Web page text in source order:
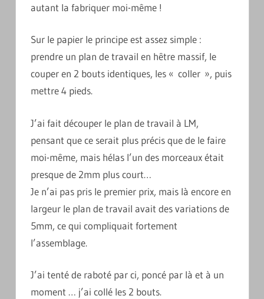
autant la fabriquer moi-même !
Sur le papier le principe est assez simple :
prendre un plan de travail en hêtre massif, le
couper en 2 bouts identiques, les « coller », puis
mettre 4 pieds.
J’ai fait découper le plan de travail à LM,
pensant que ce serait plus précis que de le faire
moi-même, mais hélas l’un des morceaux était
presque de 2mm plus court…
Je n’ai pas pris le premier prix, mais là encore en
largeur le plan de travail avait des variations de
5mm, ce qui compliquait fortement
l’assemblage.
J’ai tenté de raboté par ci, poncé par là et à un
moment … j’ai collé les 2 bouts.